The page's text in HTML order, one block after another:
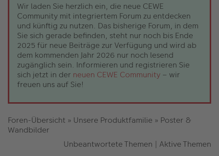
Wir laden Sie herzlich ein, die neue CEWE
Community mit integriertem Forum zu entdecken
und künftig zu nutzen. Das bisherige Forum, in dem
Sie sich gerade befinden, steht nur noch bis Ende
2025 für neue Beiträge zur Verfügung und wird ab
dem kommenden Jahr 2026 nur noch lesend
zugänglich sein. Informieren und registrieren Sie
sich jetzt in der neuen CEWE Community – wir
freuen uns auf Sie!
Foren-Übersicht » Unsere Produktfamilie » Poster &
Wandbilder
Unbeantwortete Themen | Aktive Themen